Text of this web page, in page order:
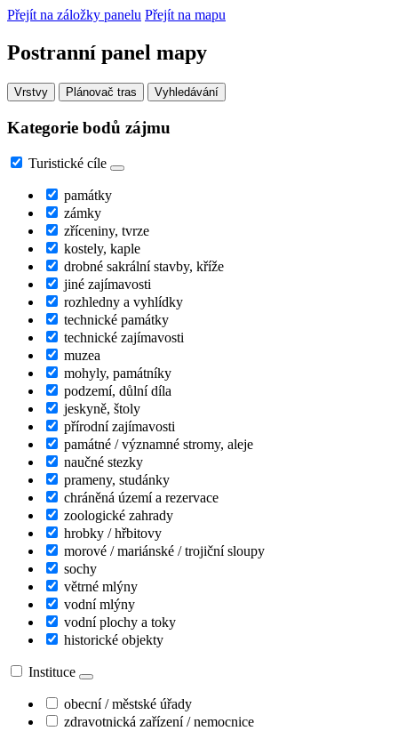
Přejít na záložky panelu Přejít na mapu
Postranní panel mapy
Vrstvy Plánovač tras Vyhledávání
Kategorie bodů zájmu
Turistické cíle
památky
zámky
zříceniny, tvrze
kostely, kaple
drobné sakrální stavby, kříže
jiné zajímavosti
rozhledny a vyhlídky
technické památky
technické zajímavosti
muzea
mohyly, památníky
podzemí, důlní díla
jeskyně, štoly
přírodní zajímavosti
památné / významné stromy, aleje
naučné stezky
prameny, studánky
chráněná území a rezervace
zoologické zahrady
hrobky / hřbitovy
morové / mariánské / trojiční sloupy
sochy
větrné mlýny
vodní mlýny
vodní plochy a toky
historické objekty
Instituce
obecní / městské úřady
zdravotnická zařízení / nemocnice